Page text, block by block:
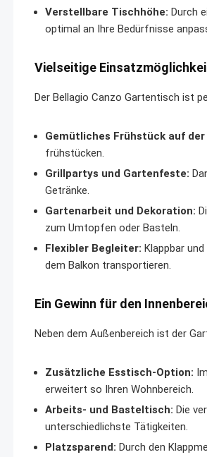
Verstellbare Tischhöhe: Durch
optimal an Ihre Bedürfnisse
Vielseitige
Der Bellagio Canzo Gartentisch ist
Gemütliches Frühstück auf der
frühstücken.
Grillpartys und Gartenfeste:
Getränke.
Gartenarbeit und Dekoration:
zum Umtopfen oder Basteln.
Flexibler Begleiter: Klappbar
dem Balkon transportieren.
Ein Gewinn für den
Neben dem Außenbereich ist der
Zusätzliche Esstisch-Option:
erweitert so Ihren Wohnbereich.
Arbeits- und Basteltisch: Die
unterschiedlichste Tätigkeiten.
Platzsparend: Durch den